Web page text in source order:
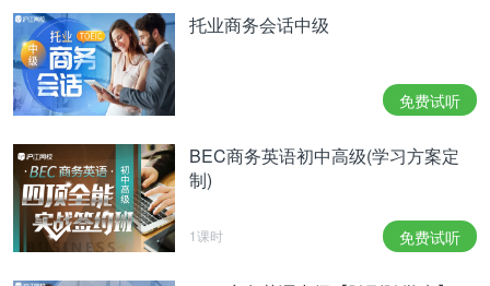
托业商务会话中级
免费试听
BEC商务英语初中高级(学习方案定
制)
1课时 免费试听